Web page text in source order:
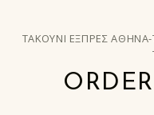
ΤΑΚΟΎΝΙ ΕΞΠΡΈΣ ΑΘΉΝΑ-